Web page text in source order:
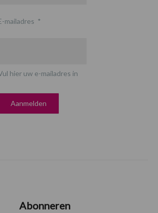
mailadres *
hier uw e-mailadres in
Abonneren